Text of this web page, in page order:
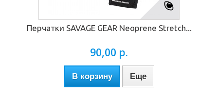
Перчатки SAVAGE GEAR Neoprene Stretch...
90,00 р.
В корзину Еще